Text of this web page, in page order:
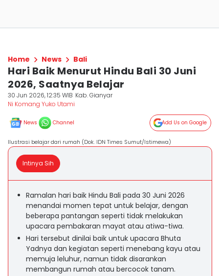
Home News Bali
Hari Baik Menurut Hindu Bali 30 Juni
2026, Saatnya Belajar
30 Jun 2026, 12:35 WIB Kab. Gianyar
Ni Komang Yuko Utami
News Channel Add Us on Google
Ilustrasi belajar dari rumah (Dok. IDN Times Sumut/Istimewa)
Intinya Sih
Ramalan hari baik Hindu Bali pada 30 Juni 2026
menandai momen tepat untuk belajar, dengan
beberapa pantangan seperti tidak melakukan
upacara pembakaran mayat atau atiwa-tiwa.
Hari tersebut dinilai baik untuk upacara Bhuta
Yadnya dan kegiatan seperti menebang kayu atau
memuja leluhur, namun tidak disarankan
membangun rumah atau bercocok tanam.